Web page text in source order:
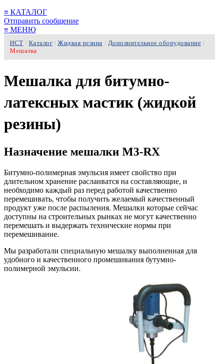
≡ КАТАЛОГ
Отправить сообщение
≡ МЕНЮ
НСТ / Каталог / Жидкая резина / Дополнительное оборудование /
Мешалка
Мешалка для битумно-
латексных мастик (жидкой
резины)
Назначение мешалки М3-RX
Битумно-полимерная эмульсия имеет свойство при
длительном хранение раслаиватся на составляющие, и
необходимо каждый раз перед работой качественно
перемешивать, чтобы получить желаемый качественный
продукт уже после распыления. Мешалки которые сейчас
доступны на строительных рынках не могут качественно
перемешать и выдержать технические нормы при
перемешивание.
Мы разработали специальную мешалку выполненная для
удобного и качественного промешивания бутумно-
полимерной эмульсии.